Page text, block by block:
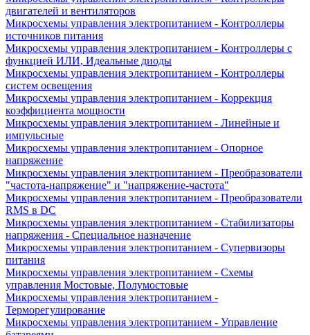
двигателей и вентиляторов
Микросхемы управления электропитанием - Контроллеры
источников питания
Микросхемы управления электропитанием - Контроллеры с
функцией ИЛИ, Идеальные диоды
Микросхемы управления электропитанием - Контроллеры
систем освещения
Микросхемы управления электропитанием - Коррекция
коэффициента мощности
Микросхемы управления электропитанием - Линейные и
импульсные
Микросхемы управления электропитанием - Опорное
напряжение
Микросхемы управления электропитанием - Преобразователи
"частота-напряжение" и "напряжение-частота"
Микросхемы управления электропитанием - Преобразователи
RMS в DC
Микросхемы управления электропитанием - Стабилизаторы
напряжения - Специальное назначение
Микросхемы управления электропитанием - Супервизоры
питания
Микросхемы управления электропитанием - Схемы
управления Мостовые, Полумостовые
Микросхемы управления электропитанием -
Терморегулирование
Микросхемы управления электропитанием - Управление